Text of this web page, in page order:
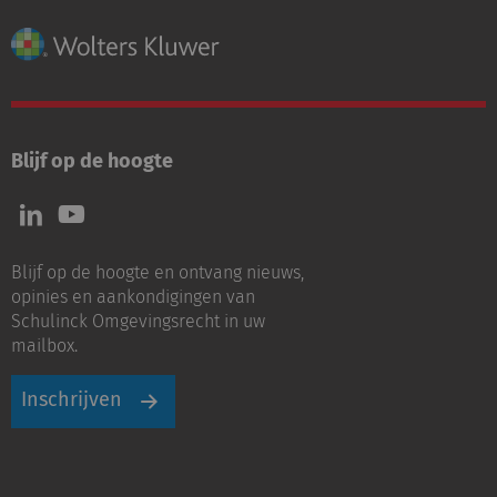
Blijf op de hoogte
Volg
ons
LinkedIn
Volg
ons
Youtube
Blijf op de hoogte en ontvang nieuws,
opinies en aankondigingen van
Schulinck Omgevingsrecht in uw
mailbox.
Inschrijven